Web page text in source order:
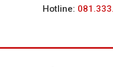
Hotline: